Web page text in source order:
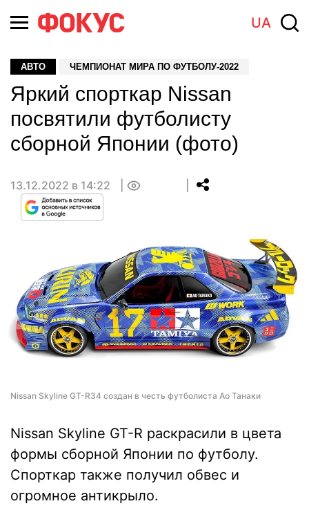
UA
АВТО ЧЕМПИОНАТ МИРА ПО ФУТБОЛУ-2022
Яркий спорткар Nissan
посвятили футболисту
сборной Японии (фото)
13.12.2022 в 14:22
Nissan Skyline GT-R34 создан в честь футболиста Ао Танаки
Nissan Skyline GT-R раскрасили в цвета
формы сборной Японии по футболу.
Спорткар также получил обвес и
огромное антикрыло.